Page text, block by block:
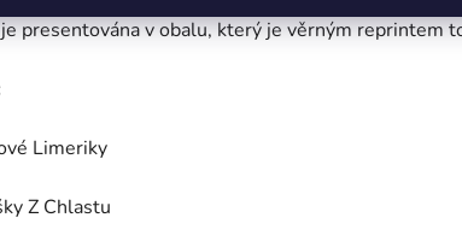
presentována v obalu, který je věrným reprintem
Limeriky
Z Chlastu